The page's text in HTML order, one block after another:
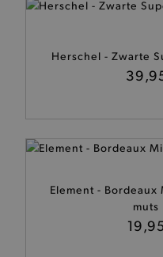
Herschel - Zwarte
Element - Bordeaux
muts